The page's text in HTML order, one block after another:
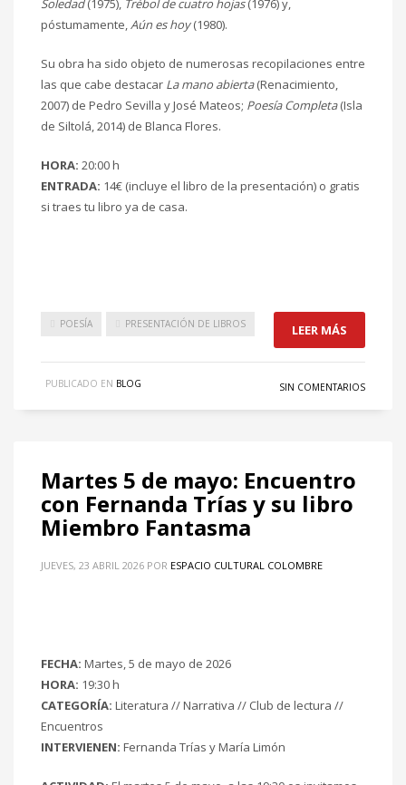
póstumamente, Aún es hoy(1980).
Su obra ha sido objeto de numerosas recopilaciones entre
las que cabe destacar La mano abierta(Renacimiento,
2007) de Pedro Sevilla y José Mateos; Poesía Completa(Isla
de Siltolá, 2014) de Blanca Flores.
HORA: 20:00 h
ENTRADA: 14€ (incluye el libro de la presentación) o gratis
si traes tu libro ya de casa.
POESÍA PRESENTACIÓN DE LIBROS LEER MÁS
PUBLICADO EN BLOG SIN COMENTARIOS
Martes 5 de mayo: Encuentro
con Fernanda Trías y su libro
Miembro Fantasma
JUEVES, 23 ABRIL 2026 POR ESPACIO CULTURAL COLOMBRE
FECHA: Martes, 5 de mayo de 2026
HORA: 19:30 h
CATEGORÍA: Literatura // Narrativa // Club de lectura //
Encuentros
INTERVIENEN: Fernanda Trías y María Limón